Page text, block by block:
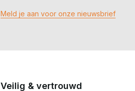
Meld je aan voor onze nieuwsbrief
Veilig & vertrouwd